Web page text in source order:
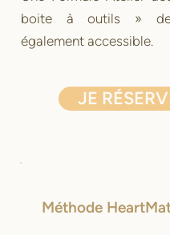
boite à outils »
également accessible.
JE
Méthode